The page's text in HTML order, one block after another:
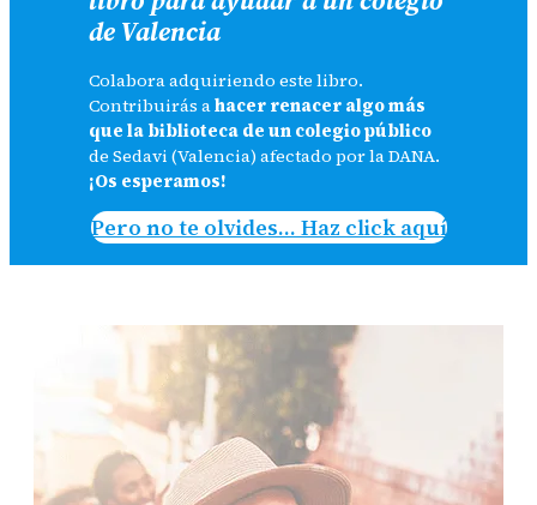
de Valencia
Colabora adquiriendo este libro.
Contribuirás ahacer renacer algo más
que la biblioteca de un colegio público
de Sedavi (Valencia) afectado por la DANA.
¡Os esperamos!
Pero no te olvides… Haz click aquí